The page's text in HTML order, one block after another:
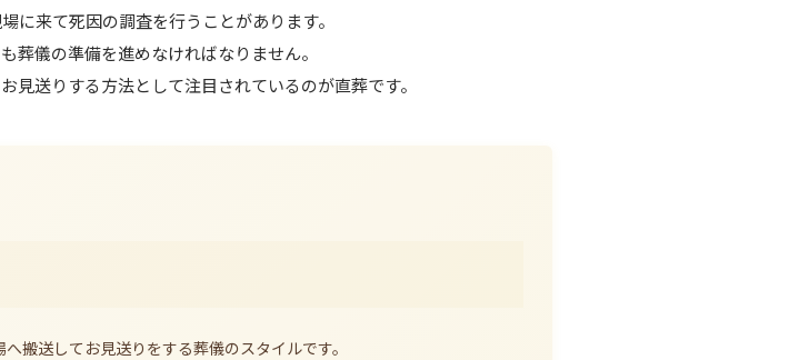
に来て死因の調査を行うことがあります。
葬儀の準備を進めなければなりません。
送りする方法として注目されているのが直葬です。
搬送してお見送りをする葬儀のスタイルです。